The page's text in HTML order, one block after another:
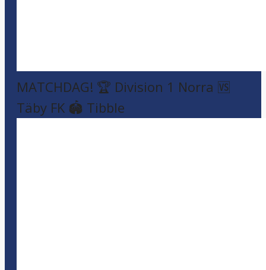
MATCHDAG! 🏆 Division 1 Norra 🆚
Täby FK 🏟️ Tibble